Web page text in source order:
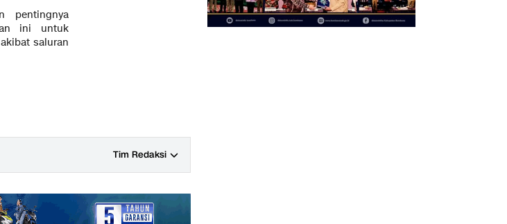
pentingnya
ini untuk
saluran
Tim Redaksi